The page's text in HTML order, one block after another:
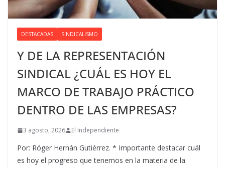
DESTACADAS SINDICALISMO
Y DE LA REPRESENTACIÓN
SINDICAL ¿CUÁL ES HOY EL
MARCO DE TRABAJO PRÁCTICO
DENTRO DE LAS EMPRESAS?
3 agosto, 2026 El Independiente
Por: Róger Hernán Gutiérrez. * Importante destacar cuál
es hoy el progreso que tenemos en la materia de la